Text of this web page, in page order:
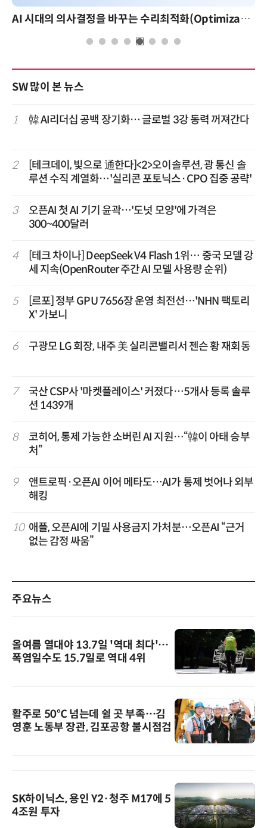
AI 시대의 의사결정을 바꾸는 수리최적화(Optimization): 실제 산업 적용 사례와 활용 전략
SW 많이 본 뉴스
1 韓 AI리더십 공백 장기화… 글로벌 3강 동력 꺼져간다
2
[테크데이, 빛으로 通한다]<2>오이솔루션, 광 통신 솔
루션 수직 계열화…'실리콘 포토닉스·CPO 집중 공략'
3
오픈AI 첫 AI 기기 윤곽…'도넛 모양'에 가격은
300~400달러
4
[테크 차이나] DeepSeek V4 Flash 1위… 중국 모델 강
세 지속(OpenRouter 주간 AI 모델 사용량 순위)
5
[르포] 정부 GPU 7656장 운영 최전선…'NHN 팩토리
X' 가보니
6 구광모 LG 회장, 내주 美 실리콘밸리서 젠슨 황 재회동
7
국산 CSP사 '마켓플레이스' 커졌다…5개사 등록 솔루
션 1439개
8
코히어, 통제 가능한 소버린 AI 지원…“韓이 아태 승부
처”
9
앤트로픽·오픈AI 이어 메타도…AI가 통제 벗어나 외부
해킹
10 애플, 오픈AI에 기밀 사용금지 가처분…오픈AI “근거
없는 감정 싸움”
주요뉴스
올여름 열대야 13.7일 '역대 최다'…
폭염일수도 15.7일로 역대 4위
활주로 50℃ 넘는데 쉴 곳 부족…김
영훈 노동부 장관, 김포공항 불시점검
SK하이닉스, 용인 Y2·청주 M17에 5
4조원 투자